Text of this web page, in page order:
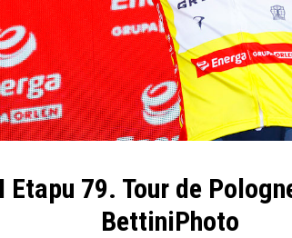
Etapu 79. Tour de
BettiniPhoto